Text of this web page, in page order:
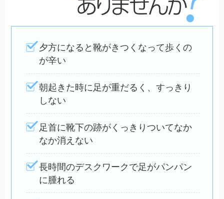
夕方になると靴がきつくなって歩くの
が辛い
朝起きた時に足が重だるく、すっきり
しない
足首に靴下の跡がくっきりついてなか
なか消えない
長時間のデスクワークで足がパンパン
に腫れる